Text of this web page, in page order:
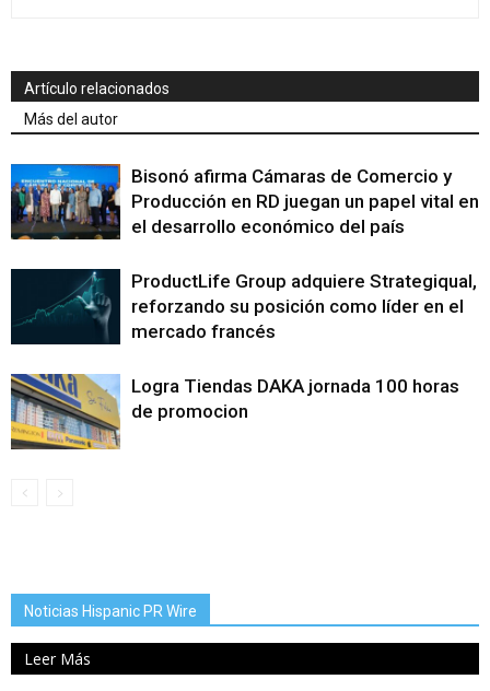
Artículo relacionados
Más del autor
Bisonó afirma Cámaras de Comercio y
Producción en RD juegan un papel vital en
el desarrollo económico del país
ProductLife Group adquiere Strategiqual,
reforzando su posición como líder en el
mercado francés
Logra Tiendas DAKA jornada 100 horas
de promocion
Noticias Hispanic PR Wire
Leer Más